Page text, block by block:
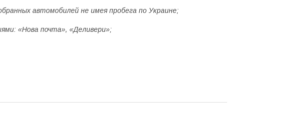
автомобилей не имея пробега по Украине;
«Нова почта», «Деливери»;